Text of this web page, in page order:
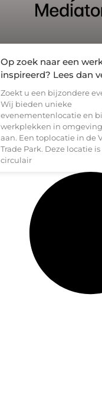
Op zoek naar een
inspireerd? Lees dan
Zoekt u een bijzondere
Wij bieden unieke
evenementenlocatie en
werkplekken in
aan. Een toplocatie in de
Trade Park. Deze locatie
circulair